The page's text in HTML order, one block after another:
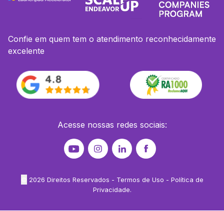
Confie em quem tem o atendimento reconhecidamente
excelente
Acesse nossas redes sociais:
2026 Direitos Reservados - Termos de Uso - Política de
Privacidade.